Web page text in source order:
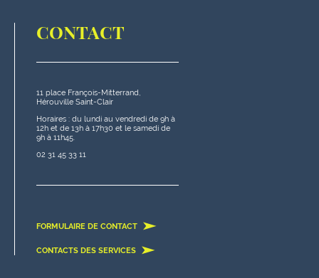
CONTACT
11 place François-Mitterrand,
Hérouville Saint-Clair
Horaires : du lundi au vendredi de 9h à
12h et de 13h à 17h30 et le samedi de
9h à 11h45.
02 31 45 33 11
FORMULAIRE DE CONTACT
CONTACTS DES SERVICES